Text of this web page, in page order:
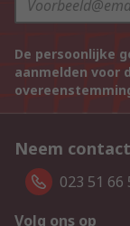
De persoonlijke
aanmelden voor
Neem
023 51 66
Volg ons op